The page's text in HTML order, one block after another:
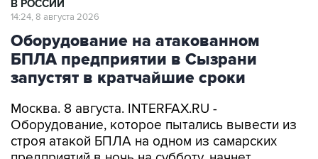
В РОССИИ
14:24, 8 августа 2026
Оборудование на атакованном
БПЛА предприятии в Сызрани
запустят в кратчайшие сроки
Москва. 8 августа. INTERFAX.RU -
Оборудование, которое пытались вывести из
строя атакой БПЛА на одном из самарских